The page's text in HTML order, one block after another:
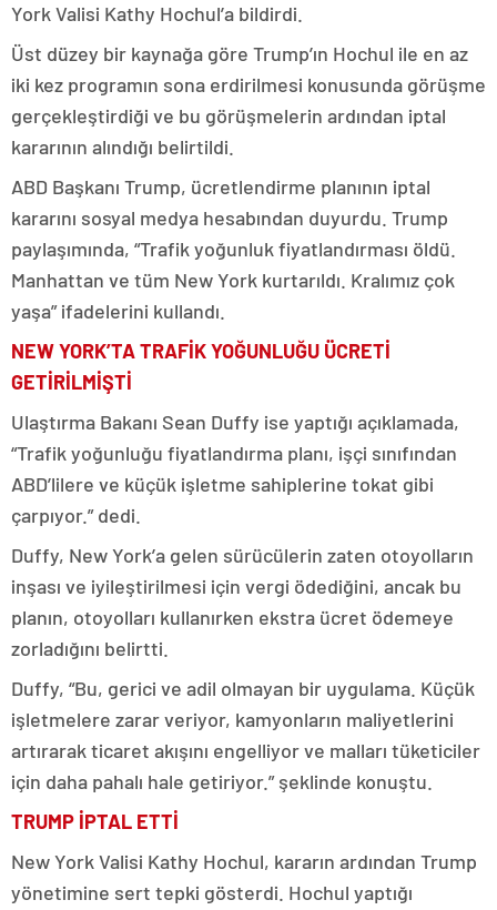
York Valisi Kathy Hochul’a bildirdi.
Üst düzey bir kaynağa göre Trump’ın Hochul ile en az
iki kez programın sona erdirilmesi konusunda görüşme
gerçekleştirdiği ve bu görüşmelerin ardından iptal
kararının alındığı belirtildi.
ABD Başkanı Trump, ücretlendirme planının iptal
kararını sosyal medya hesabından duyurdu. Trump
paylaşımında, “Trafik yoğunluk fiyatlandırması öldü.
Manhattan ve tüm New York kurtarıldı. Kralımız çok
yaşa” ifadelerini kullandı.
NEW YORK’TA TRAFİK YOĞUNLUĞU ÜCRETİ
GETİRİLMİŞTİ
Ulaştırma Bakanı Sean Duffy ise yaptığı açıklamada,
“Trafik yoğunluğu fiyatlandırma planı, işçi sınıfından
ABD’lilere ve küçük işletme sahiplerine tokat gibi
çarpıyor.” dedi.
Duffy, New York’a gelen sürücülerin zaten otoyolların
inşası ve iyileştirilmesi için vergi ödediğini, ancak bu
planın, otoyolları kullanırken ekstra ücret ödemeye
zorladığını belirtti.
Duffy, “Bu, gerici ve adil olmayan bir uygulama. Küçük
işletmelere zarar veriyor, kamyonların maliyetlerini
artırarak ticaret akışını engelliyor ve malları tüketiciler
için daha pahalı hale getiriyor.” şeklinde konuştu.
TRUMP İPTAL ETTİ
New York Valisi Kathy Hochul, kararın ardından Trump
yönetimine sert tepki gösterdi. Hochul yaptığı